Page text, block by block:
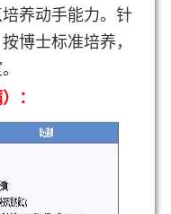
养动手能力。针
博士标准培养，
：